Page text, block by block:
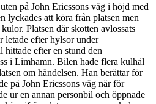
på John Ericssons väg i höjd med
lyckades att köra från platsen men
Platsen där skotten avlossats
letade efter hylsor under
efter en stund den
i Limhamn. Bilen hade flera kulhål
om händelsen. Han berättar för
på John Ericssons väg när för
ur en annan personbil och öppnade